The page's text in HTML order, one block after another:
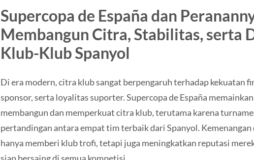
Supercopa de España dan
Membangun Citra, Stabilitas, serta
Klub-Klub Spanyol
Di era modern, citra klub sangat berpengaruh terhadap kekuatan
sponsor, serta loyalitas suporter. Supercopa de España
membangun dan memperkuat citra klub, terutama karena
pertandingan antara empat tim terbaik dari Spanyol.
hanya memberi klub trofi, tetapi juga meningkatkan reputasi